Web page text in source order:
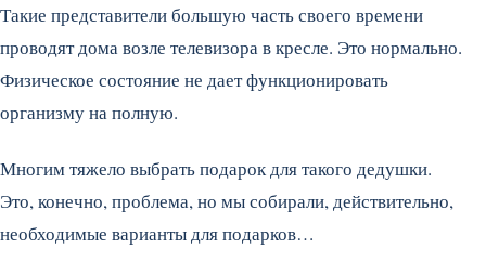
Такие представители большую часть своего времени
проводят дома возле телевизора в кресле. Это нормально.
Физическое состояние не дает функционировать
организму на полную.
Многим тяжело выбрать подарок для такого дедушки.
Это, конечно, проблема, но мы собирали, действительно,
необходимые варианты для подарков…